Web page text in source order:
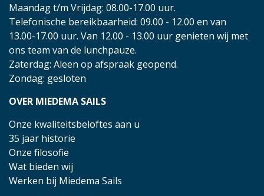
Maandag t/m Vrijdag: 08.00-17.00 uur.
Telefonische bereikbaarheid: 09.00 - 12.00 en van
13.00-17.00 uur. Van 12.00 - 13.00 uur genieten wij met
ons team van de lunchpauze.
Zaterdag: Aleen op afspraak geopend.
Zondag: gesloten
OVER MIEDEMA SAILS
Onze kwaliteitsbeloftes aan u
35 jaar historie
Onze filosofie
Wat bieden wij
Werken bij Miedema Sails